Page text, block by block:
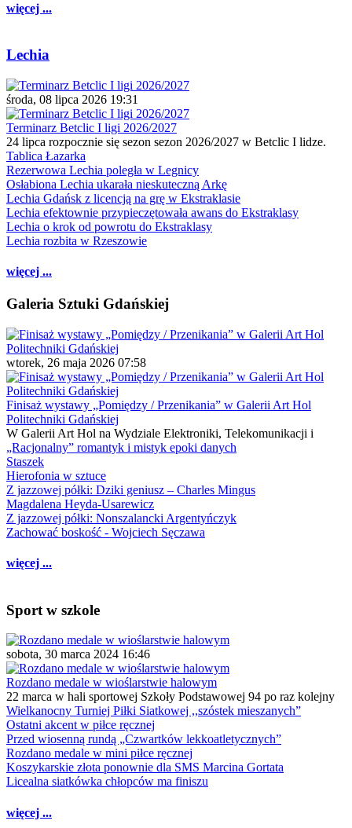
więcej ...
Lechia
środa, 08 lipca 2026 19:31
Terminarz Betclic I ligi 2026/2027
24 lipca rozpocznie się sezon sezon 2026/2027 w Betclic I lidze.
Tablica Łazarka
Rezerwowa Lechia poległa w Legnicy
Osłabiona Lechia ukarała nieskuteczną Arkę
Lechia Gdańsk z licencją na grę w Ekstraklasie
Lechia efektownie przypieczętowała awans do Ekstraklasy
Lechia o krok od powrotu do Ekstraklasy
Lechia rozbita w Rzeszowie
więcej ...
Galeria Sztuki Gdańskiej
wtorek, 26 maja 2026 07:58
Finisaż wystawy „Pomiędzy / Przenikania” w Galerii Art Hol
Politechniki Gdańskiej
W Galerii Art Hol na Wydziale Elektroniki, Telekomunikacji i
„Racjonalny” romantyk i mistyk epoki danych
Staszek
Hierofonia w sztuce
Z jazzowej półki: Dziki geniusz – Charles Mingus
Magdalena Heyda-Usarewicz
Z jazzowej półki: Nonszalancki Argentyńczyk
Zachować boskość - Wojciech Sęczawa
więcej ...
Sport w szkole
sobota, 30 marca 2024 16:46
Rozdano medale w wioślarstwie halowym
22 marca w hali sportowej Szkoły Podstawowej 94 po raz kolejny
Wielkanocny Turniej Piłki Siatkowej ,,szóstek mieszanych”
Ostatni akcent w piłce ręcznej
Przed wiosenną rundą „Czwartków lekkoatletycznych”
Rozdano medale w mini piłce ręcznej
Koszykarskie złota ponownie dla SMS Marcina Gortata
Licealna siatkówka chłopców ma finiszu
więcej ...